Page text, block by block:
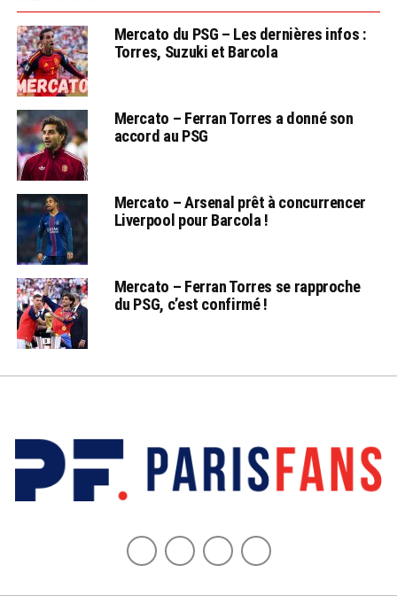
Mercato du PSG – Les dernières infos :
Torres, Suzuki et Barcola
Mercato – Ferran Torres a donné son
accord au PSG
Mercato – Arsenal prêt à concurrencer
Liverpool pour Barcola !
Mercato – Ferran Torres se rapproche
du PSG, c’est confirmé !